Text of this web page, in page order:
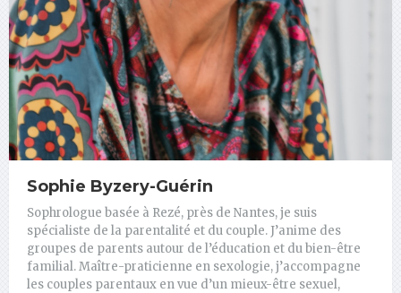
Sophie Byzery-Guérin
Sophrologue basée à Rezé, près de Nantes, je suis
spécialiste de la parentalité et du couple. J’anime des
groupes de parents autour de l’éducation et du bien-être
familial. Maître-praticienne en sexologie, j’accompagne
les couples parentaux en vue d’un mieux-être sexuel,